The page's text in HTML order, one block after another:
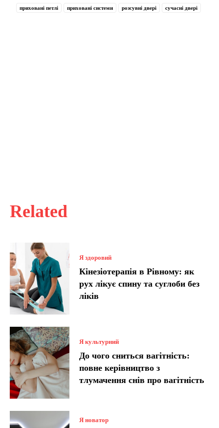
Related
Я здоровий
Кінезіотерапія в Рівному: як
рух лікує спину та суглоби без
ліків
Я культурний
До чого сниться вагітність:
повне керівництво з
тлумачення снів про вагітність
Я новатор
приховані петлі приховані системи розсувні двері сучасні двері